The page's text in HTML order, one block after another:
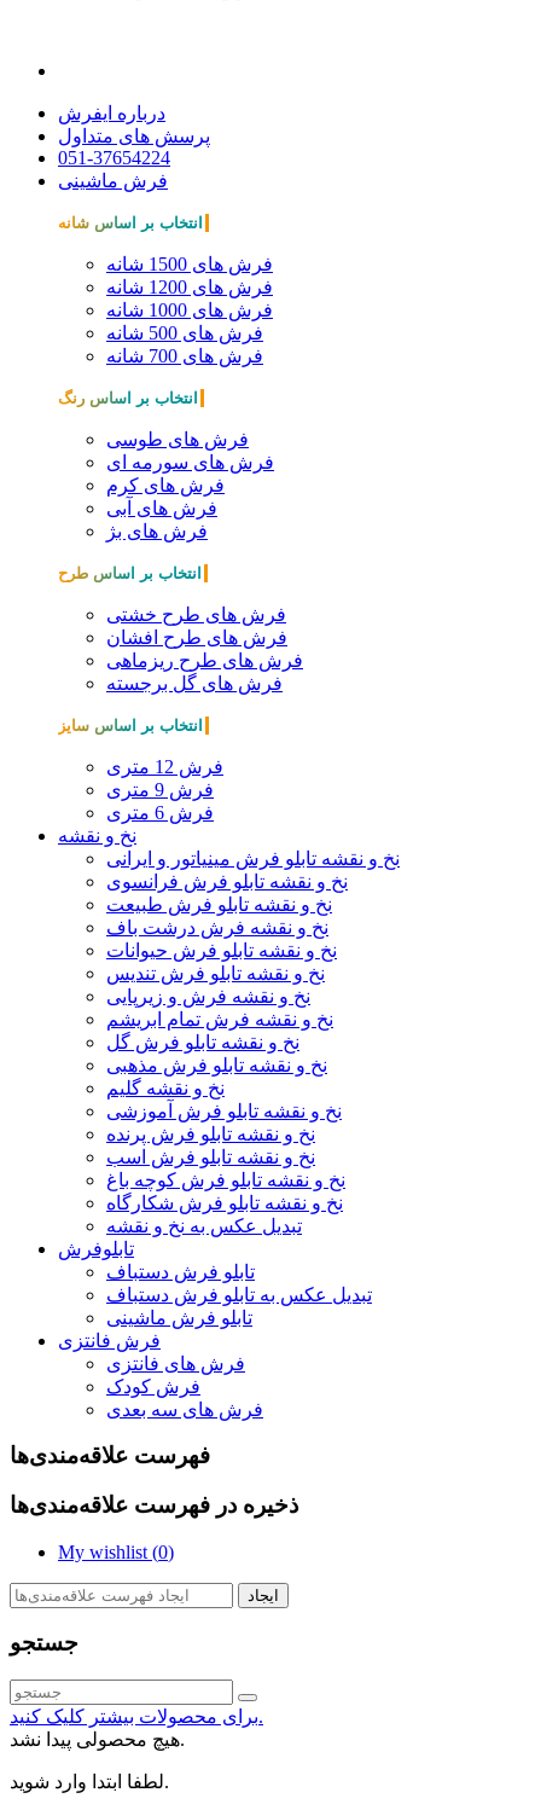
درباره ایفرش
پرسش های متداول
051-37654224
فرش ماشینی
انتخاب بر اساس شانه
فرش های 1500 شانه
فرش های 1200 شانه
فرش های 1000 شانه
فرش های 500 شانه
فرش های 700 شانه
انتخاب بر اساس رنگ
فرش های طوسی
فرش های سورمه ای
فرش های کرم
فرش های آبی
فرش های بژ
انتخاب بر اساس طرح
فرش های طرح خشتی
فرش های طرح افشان
فرش های طرح ریزماهی
فرش های گل برجسته
انتخاب بر اساس سایز
فرش 12 متری
فرش 9 متری
فرش 6 متری
نخ و نقشه
نخ و نقشه تابلو فرش مینیاتور و ایرانی
نخ و نقشه تابلو فرش فرانسوی
نخ و نقشه تابلو فرش طبیعت
نخ و نقشه فرش درشت باف
نخ و نقشه تابلو فرش حیوانات
نخ و نقشه تابلو فرش تندیس
نخ و نقشه فرش و زیرپایی
نخ و نقشه فرش تمام ابریشم
نخ و نقشه تابلو فرش گل
نخ و نقشه تابلو فرش مذهبی
نخ و نقشه گلیم
نخ و نقشه تابلو فرش آموزشی
نخ و نقشه تابلو فرش پرنده
نخ و نقشه تابلو فرش اسب
نخ و نقشه تابلو فرش کوچه باغ
نخ و نقشه تابلو فرش شکارگاه
تبدیل عکس به نخ و نقشه
تابلوفرش
تابلو فرش دستباف
تبدیل عکس به تابلو فرش دستباف
تابلو فرش ماشینی
فرش فانتزی
فرش های فانتزی
فرش کودک
فرش های سه بعدی
فهرست علاقه‌مندی‌ها
ذخیره در فهرست علاقه‌مندی‌ها
My wishlist (0)
ایجاد
جستجو
برای محصولات بیشتر کلیک کنید.
هیچ محصولی پیدا نشد.
لطفا ابتدا وارد شوید.